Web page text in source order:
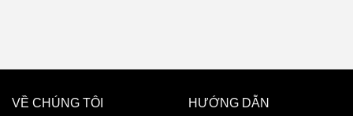
VỀ CHÚNG TÔI
HƯỚNG DẪN